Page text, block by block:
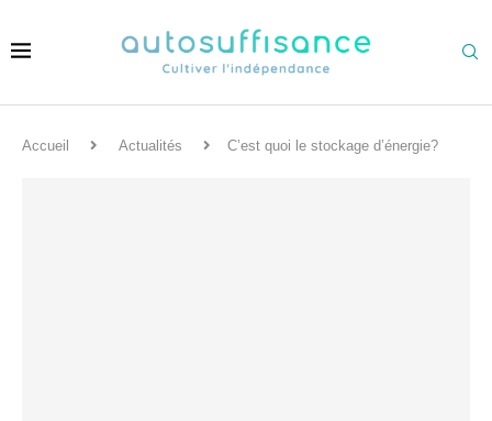
Accueil Actualités C’est quoi le stockage d’énergie?